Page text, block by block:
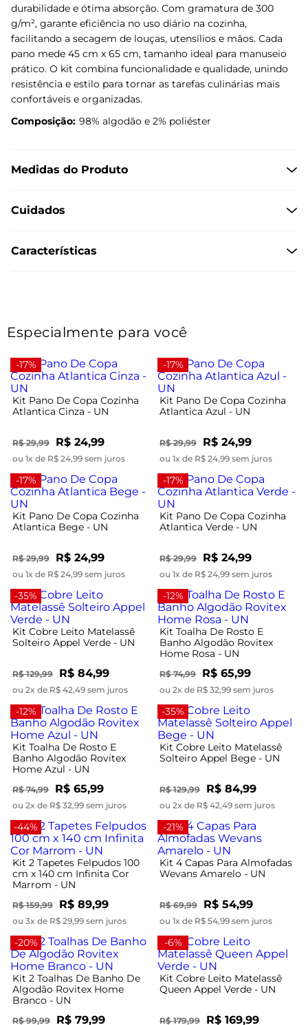
durabilidade e ótima absorção. Com gramatura de 300
g/m², garante eficiência no uso diário na cozinha,
facilitando a secagem de louças, utensílios e mãos. Cada
pano mede 45 cm x 65 cm, tamanho ideal para manuseio
prático. O kit combina funcionalidade e qualidade, unindo
resistência e estilo para tornar as tarefas culinárias mais
confortáveis e organizadas.
Composição: 98% algodão e 2% poliéster
Medidas do Produto
Cuidados
Características
Especialmente para você
-17%
Kit Pano De Copa Cozinha
Atlantica Cinza - UN
R$ 29,99 R$ 24,99
ou 1x de R$ 24,99 sem juros
-17%
Kit Pano De Copa Cozinha
Atlantica Azul - UN
R$ 29,99 R$ 24,99
ou 1x de R$ 24,99 sem juros
-17%
Kit Pano De Copa Cozinha
Atlantica Bege - UN
R$ 29,99 R$ 24,99
ou 1x de R$ 24,99 sem juros
-17%
Kit Pano De Copa Cozinha
Atlantica Verde - UN
R$ 29,99 R$ 24,99
ou 1x de R$ 24,99 sem juros
-35%
Kit Cobre Leito Matelassê
Solteiro Appel Verde - UN
R$ 129,99 R$ 84,99
ou 2x de R$ 42,49 sem juros
-12%
Kit Toalha De Rosto E
Banho Algodão Rovitex
Home Rosa - UN
R$ 74,99 R$ 65,99
ou 2x de R$ 32,99 sem juros
-12%
Kit Toalha De Rosto E
Banho Algodão Rovitex
Home Azul - UN
R$ 74,99 R$ 65,99
ou 2x de R$ 32,99 sem juros
-35%
Kit Cobre Leito Matelassê
Solteiro Appel Bege - UN
R$ 129,99 R$ 84,99
ou 2x de R$ 42,49 sem juros
-44%
Kit 2 Tapetes Felpudos 100
cm x 140 cm Infinita Cor
Marrom - UN
R$ 159,99 R$ 89,99
ou 3x de R$ 29,99 sem juros
-21%
Kit 4 Capas Para Almofadas
Wevans Amarelo - UN
R$ 69,99 R$ 54,99
ou 1x de R$ 54,99 sem juros
-20%
Kit 2 Toalhas De Banho De
Algodão Rovitex Home
Branco - UN
R$ 99,99 R$ 79,99
-6%
Kit Cobre Leito Matelassê
Queen Appel Verde - UN
R$ 179,99 R$ 169,99